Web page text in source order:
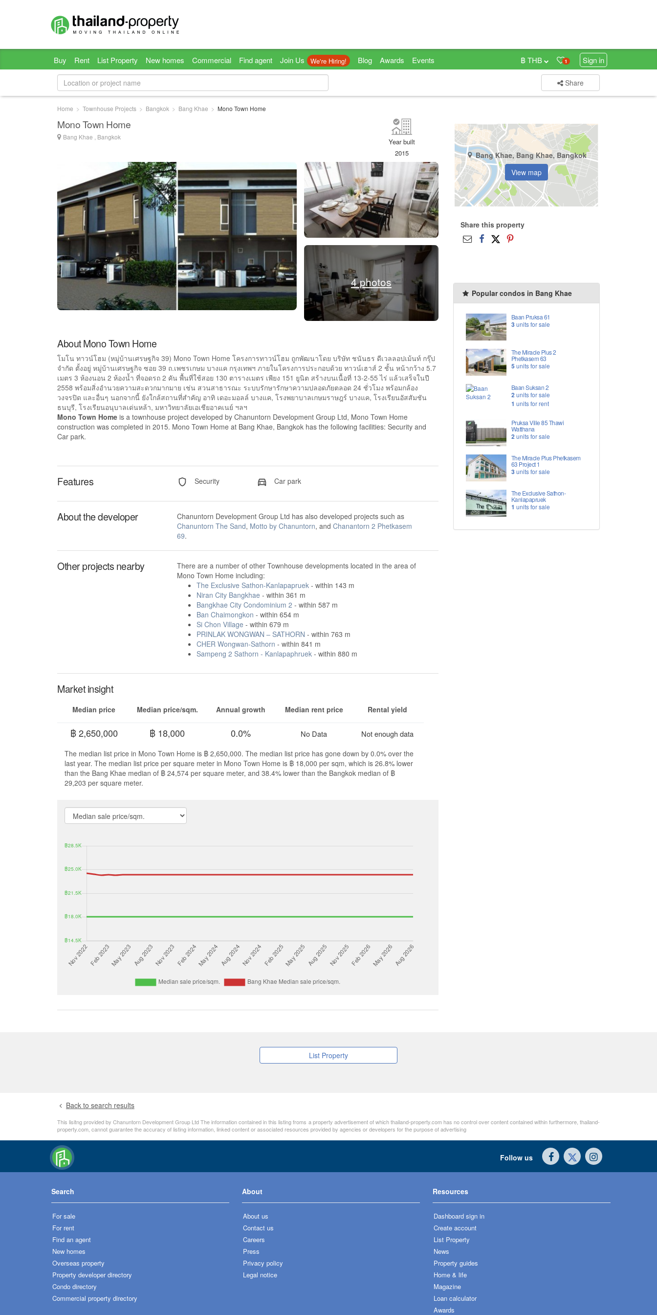
Buy Rent List Property New homes Commercial Find agent Join Us We're Hiring! Blog Awards Events 1 Sign in
฿ THB
Share
Home Townhouse Projects Bangkok Bang Khae Mono Town Home
Mono Town Home
Bang Khae , Bangkok
Year built
2015
4 photos
About Mono Town Home
โมโน ทาวน์โฮม (หมู่บ้านเศรษฐกิจ 39) Mono Town Home โครงการทาวน์โฮม ถูกพัฒนาโดย บริษัท ชนันธร ดีเวลลอปเม้นท์ กรุ๊ป
จำกัด ตั้งอยู่ หมู่บ้านเศรษฐกิจ ซอย 39 ถ.เพชรเกษม บางแค กรุงเทพฯ ภายในโครงการประกอบด้วย ทาวน์เฮาส์ 2 ชั้น หน้ากว้าง 5.7
เมตร 3 ห้องนอน 2 ห้องน้ำ ที่จอดรถ 2 คัน พื้นที่ใช้สอย 130 ตารางเมตร เพียง 151 ยูนิต สร้างบนเนื้อที่ 13-2-55 ไร่ แล้วเสร็จในปี
2558 พร้อมสิ่งอำนวยความสะดวกมากมาย เช่น สวนสาธารณะ ระบบรักษารักษาความปลอดภัยตลอด 24 ชั่วโมง พร้อมกล้อง
วงจรปิด และอื่นๆ นอกจากนี้ ยังใกล้สถานที่สำคัญ อาทิ เดอะมอลล์ บางแค, โรงพยาบาลเกษมราษฎร์ บางแค, โรงเรียนอัสสัมชัน
ธนบุรี, โรงเรียนอนุบาลเด่นหล้า, มหาวิทยาลัยเอเชียอาคเนย์ ฯลฯ
Mono Town Home is a townhouse project developed by Chanuntorn Development Group Ltd, Mono Town Home
construction was completed in 2015. Mono Town Home at Bang Khae, Bangkok has the following facilities: Security and
Car park.
Features Security Car park
About the developer
Chanuntorn Development Group Ltd has also developed projects such as
Chanuntorn The Sand, Motto by Chanuntorn, and Chanantorn 2 Phetkasem
69.
Other projects nearby
There are a number of other Townhouse developments located in the area of
Mono Town Home including:
The Exclusive Sathon-Kanlapapruek- within 143 m
Niran City Bangkhae - within 361 m
Bangkhae City Condominium 2 - within 587 m
Ban Chaimongkon - within 654 m
Si Chon Village - within 679 m
PRINLAK WONGWAN – SATHORN - within 763 m
CHER Wongwan-Sathorn - within 841 m
Sampeng 2 Sathorn - Kanlapaphruek- within 880 m
Market insight
Median price
฿ 2,650,000
Median price/sqm.
฿ 18,000
Annual growth
0.0%
Median rent price
No Data
Rental yield
Not enough data
The median list price in Mono Town Home is ฿ 2,650,000. The median list price has gone down by 0.0% over the
last year. The median list price per square meter in Mono Town Home is ฿ 18,000 per sqm, which is 26.8% lower
than the Bang Khae median of ฿ 24,574 per square meter, and 38.4% lower than the Bangkok median of ฿
29,203 per square meter.
Bang Khae, Bang Khae, Bangkok
View map
Share this property
Popular condos in Bang Khae
Baan Pruksa 61
3units for sale
The Miracle Plus 2
Phetkasem 63
5 units for sale
Baan Suksan 2
2units for sale
1 units for rent
Pruksa Ville 85 Thawi
Watthana
2units for sale
The Miracle Plus Phetkasem
63 Project 1
3units for sale
The Exclusive Sathon-
Kanlapapruek
1 units for sale
List Property
Back to search results
This lisitng provided by Chanuntorn Development Group Ltd The information contained in this listing froms a property advertisement of which thailand-property.com has no control over content contained within furthermore, thailand-
property.com, cannot guarantee the accuracy of listing information, linked content or associated resources provided by agencies or developers for the purpose of advertising
Follow us
Search
For sale
For rent
Find an agent
New homes
Overseas property
Property developer directory
Condo directory
Commercial property directory
About
About us
Contact us
Careers
Press
Privacy policy
Legal notice
Resources
Dashboard sign in
Create account
List Property
News
Property guides
Home & life
Magazine
Loan calculator
Awards